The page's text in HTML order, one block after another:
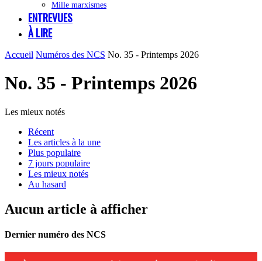
Mille marxismes
ENTREVUES
À LIRE
Accueil Numéros des NCS No. 35 - Printemps 2026
No. 35 - Printemps 2026
Les mieux notés
Récent
Les articles à la une
Plus populaire
7 jours populaire
Les mieux notés
Au hasard
Aucun article à afficher
Dernier numéro des NCS